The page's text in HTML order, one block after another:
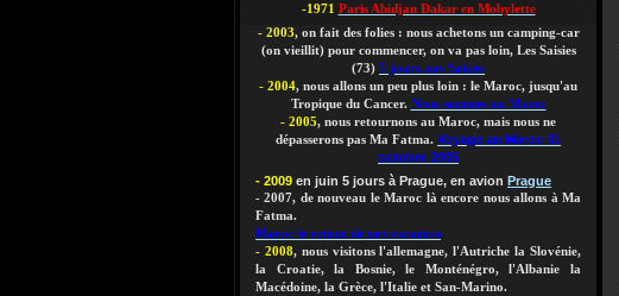
-1971 Paris Abidjan Dakar en Mobylette
- 2003, on fait des folies : nous achetons un camping-car
(on vieillit) pour commencer, on va pas loin, Les Saisies
(73) 5 jours aux Saisies
- 2004, nous allons un peu plus loin : le Maroc, jusqu'au
Tropique du Cancer. Nous sommes au Maroc
- 2005, nous retournons au Maroc, mais nous ne
dépasserons pas Ma Fatma. Voyage au Maroc 01
octobre 2005
- 2009 en juin 5 jours à Prague, en avion Prague
- 2007, de nouveau le Maroc là encore nous allons à Ma
Fatma.
Maroc le retour de nos vacances
- 2008, nous visitons l'allemagne, l'Autriche la Slovénie,
la Croatie, la Bosnie, le Monténégro, l'Albanie la
Macédoine, la Grèce, l'Italie et San-Marino.